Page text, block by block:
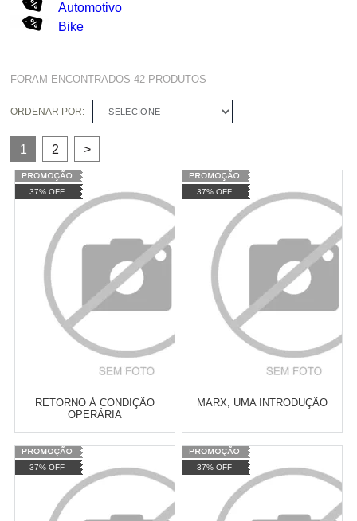
Automotivo
Bike
FORAM ENCONTRADOS42 PRODUTOS
ORDENAR POR: SELECIONE
1 2 >
37% OFF
RETORNO À CONDIÇÃO
OPERÁRIA
Varejo:
Atacado: R$ 2.550,90 (Apenas
Revendedor)
10 x
SOCIOLOGIA DO TRABALHO
37% OFF
MARX, UMA INTRODUÇÃO
Varejo:
Atacado: R$ 2.550,90 (Apenas
Revendedor)
10
Cat: SOCIOLOGIA DA
TECNOLOGIA DA INFORMAÇÃO
37% OFF 37% OFF